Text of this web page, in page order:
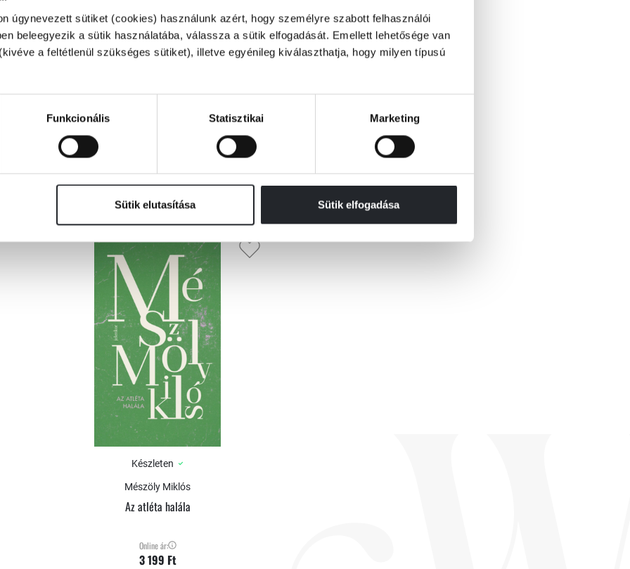
úgynevezett sütiket (cookies) használunk azért, hogy személyre szabott felhasználói
beleegyezik a sütik használatába, válassza a sütik elfogadását. Emellett lehetősége van
a feltétlenül szükséges sütiket), illetve egyénileg kiválaszthatja, hogy milyen típusú
Funkcionális Statisztikai Marketing
Sütik elutasítása Sütik elfogadása
felvonultat, magyar és külföldi
érzékeltesse. A kronológiai rend
be. Vannak ugyan fordulópontok
hogy az eltérő alkotóelvek
Készleten
Mészöly Miklós
Az atléta halála
Online ár:
3 199 Ft